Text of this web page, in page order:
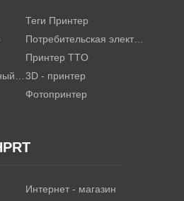
Теги Принтер
Принтер TTO
3D - принтер
Фотопринтер
Интернет - магазин